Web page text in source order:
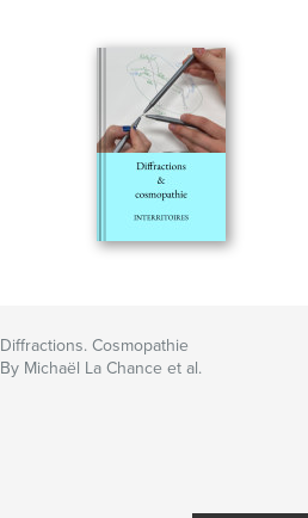
Diffractions. Cosmopathie
By Michaël La Chance et al.